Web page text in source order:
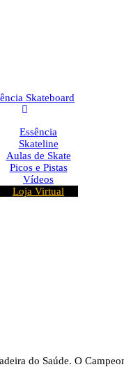
Essência
Skateline
Aulas de Skate
Picos e Pistas
Vídeos
Loja Virtual
do Saúde. O